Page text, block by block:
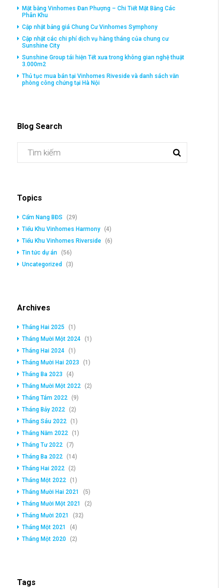
Mặt bằng Vinhomes Đan Phượng – Chi Tiết Mặt Bằng Các
Phân Khu
Cập nhật bảng giá Chung Cư Vinhomes Symphony
Cập nhật các chi phí dịch vụ hàng tháng của chung cư
Sunshine City
Sunshine Group tái hiện Tết xưa trong không gian nghệ thuật
3.000m2
Thủ tục mua bán tại Vinhomes Riveside và danh sách văn
phòng công chứng tại Hà Nội
Blog Search
Topics
Cẩm Nang BĐS
(29)
Tiểu Khu Vinhomes Harmony (4)
Tiểu Khu Vinhomes Riverside (6)
Tin tức dự án (56)
Uncategorized
(3)
Archives
Tháng Hai 2025
(1)
Tháng Mười Một 2024 (1)
Tháng Hai 2024 (1)
Tháng Mười Hai 2023
(1)
Tháng Ba 2023
(4)
Tháng Mười Một 2022 (2)
Tháng Tám 2022 (9)
Tháng Bảy 2022 (2)
Tháng Sáu 2022 (1)
Tháng Năm 2022 (1)
Tháng Tư 2022 (7)
Tháng Ba 2022 (14)
Tháng Hai 2022 (2)
Tháng Một 2022 (1)
Tháng Mười Hai 2021
(5)
Tháng Mười Một 2021
(2)
Tháng Mười 2021
(32)
Tháng Một 2021
(4)
Tháng Một 2020 (2)
Tags